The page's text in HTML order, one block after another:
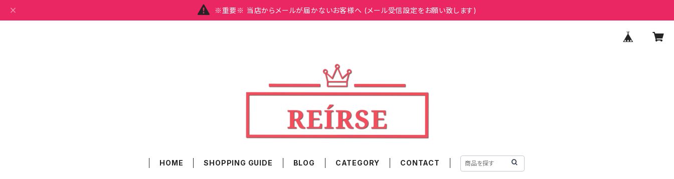
※重要※ 当店からメールが届かないお客様へ (メール受信設定をお願い致します)
HOME SHOPPING GUIDE BLOG CATEGORY CONTACT